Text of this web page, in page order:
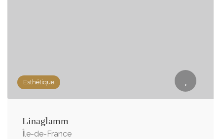
Esthétique
Linaglamm
Île-de-France